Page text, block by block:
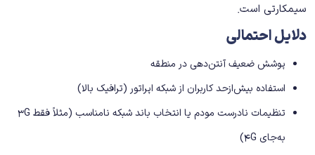
سیمکارتی است.
دلایل احتمالی
پوشش ضعیف آنتن‌دهی در منطقه
استفاده بیش‌ازحد کاربران از شبکه اپراتور (ترافیک بالا)
تنظیمات نادرست مودم یا انتخاب باند شبکه نامناسب (مثلاً فقط 3G
به‌جای 4G)